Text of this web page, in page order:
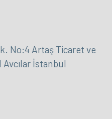
No:4 Artaş Ticaret ve
İstanbul